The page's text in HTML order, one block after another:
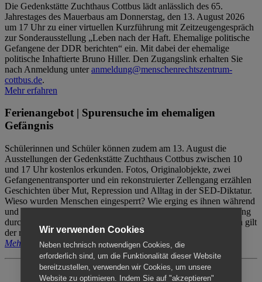
Die Gedenkstätte Zuchthaus Cottbus lädt anlässlich des 65.
Jahrestages des Mauerbaus am Donnerstag, den 13. August 2026
um 17 Uhr zu einer virtuellen Kurzführung mit Zeitzeugengespräch
zur Sonderausstellung „Leben nach der Haft. Ehemalige politische
Gefangene der DDR berichten“ ein. Mit dabei der ehemalige
politische Inhaftierte Bruno Hiller. Den Zugangslink erhalten Sie
nach Anmeldung unteranmeldung@menschenrechtszentrum-
cottbus.de.
Mehr erfahren
Ferienangebot | Spurensuche im ehemaligen
Gefängnis
Schülerinnen und Schüler können zudem am 13. August die
Ausstellungen der Gedenkstätte Zuchthaus Cottbus zwischen 10
und 17 Uhr kostenlos erkunden. Fotos, Originalobjekte, zwei
Gefangenentransporter und ein rekonstruierter Zellengang erzählen
Geschichten über Mut, Repression und Alltag in der SED-Diktatur.
Wieso wurden Menschen eingesperrt? Wie erging es ihnen während
und nach der Haft? Der Besuch erfolgt individuell ohne Betreuung
durch das Menschenrechtszentrum Cottbus. Für Begleitpersonen gilt
der reguläre Eintritt (8€ / ermäßigt 5€).
Mehr erfahren
Wir verwenden Cookies
Neben technisch notwendigen Cookies, die
erforderlich sind, um die Funktionalität dieser Website
bereitzustellen, verwenden wir Cookies, um unsere
Website zu optimieren. Indem Sie auf "akzeptieren"